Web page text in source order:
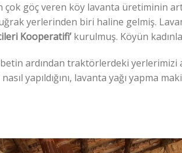
göç veren köy lavanta üretiminin
yerlerinden biri haline gelmiş.
Kooperatifi’ kurulmuş. Köyün
ardından traktörlerdeki yerlerimizi
yapıldığını, lavanta yağı yapma